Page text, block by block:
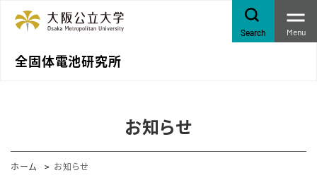
全固体電池研究所
Search Menu
お知らせ
ホーム お知らせ